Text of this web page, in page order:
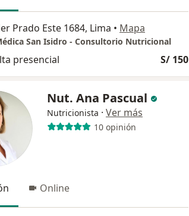
Prado Este 1684, Lima • Mapa
San Isidro - Consultorio Nutricional
presencial S/ 150
Nut. Ana Pascual
Nutricionista · Ver más
10 opinión
Online